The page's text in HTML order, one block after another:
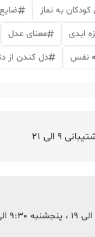
کودکان به نماز
ابدی معنای عدل
نفس دل کندن از
9 الی 21